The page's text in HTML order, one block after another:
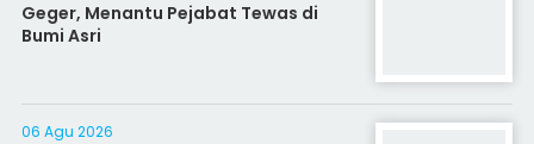
Geger, Menantu Pejabat Tewas di
Bumi Asri
06 Agu 2026